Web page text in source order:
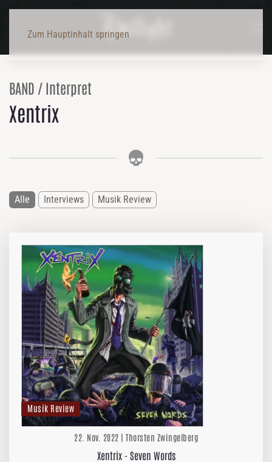
Zum Hauptinhalt springen
BAND / Interpret
Xentrix
Alle Interviews Musik Review
Musik Review
22. Nov. 2022 | Thorsten Zwingelberg
Xentrix - Seven Words